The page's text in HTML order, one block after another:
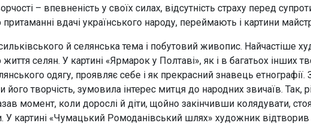
– впевненість у своїх силах, відсутність страху перед
вдачі українського народу, переймають і картини
й селянська тема і побутовий живопис. Найчастіше
селян. У картині «Ярмарок у Полтаві», як і в багатьох інших
одягу, проявляє себе і як прекрасний знавець
його творчість, зумовила інтерес митця до народних звичаїв.
момент, коли дорослі й діти, щойно закінчивши колядувати,
У картині «Чумацький Ромоданівський шлях» художник